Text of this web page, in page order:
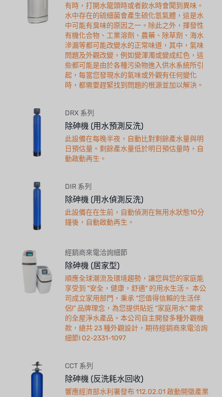
有時，打開水龍頭時或者飲水時會聞到異味。
水中存在的硫細菌會產生硫化氫氣體，這是水
中可能有臭味的原因之一。除此之外，揮發性
有機化合物、工業溶劑、農藥、除草劑、海水
滲漏等都可能改變水的正常味道，其中，氣味
問題及外觀改變，例如變渾濁或變成紅色，這
些都可能是由於各種污染物進入供水系統所引
起，每當您發現水的氣味或外觀有任何變化
時，都需要趕緊找到問題的根源並加以解決。
DRX 系列
除砷機 (用水預測反洗)
此設備在每晚半夜，自動比對剩餘產水量與明
日預估量。剩餘產水量低於明日預估量時，自
動啟動再生。
DIR 系列
除砷機 (用水偵測反洗)
此設備在在生前，自動偵測在無用水狀態10分
鐘後，自動啟動再生。
經銷商來電洽詢細節
除砷機 (居家型)
順應全球潮流及環境趨勢，讓您與您的家庭能
享受到 "安全，健康，舒適" 的用水生活。 本公
司成立家用部門，秉承 "您值得信賴的生活伴
侶!" 品牌理念，為您提供貼近 "家庭用水" 需求
的全屋淨水產品。本公司自主開發多種外觀機
款，總共 23 種外觀設計，期待經銷商來電洽詢
細節! 02-2331-1097
CCT 系列
除砷機 (反洗耗水回收)
響應經濟部水利署發布 112.02.01 啟動開徵產業